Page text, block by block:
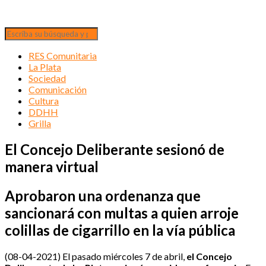
RES Comunitaria
La Plata
Sociedad
Comunicación
Cultura
DDHH
Grilla
El Concejo Deliberante sesionó de
manera virtual
Aprobaron una ordenanza que
sancionará con multas a quien arroje
colillas de cigarrillo en la vía pública
(08-04-2021) El pasado miércoles 7 de abril, el Concejo